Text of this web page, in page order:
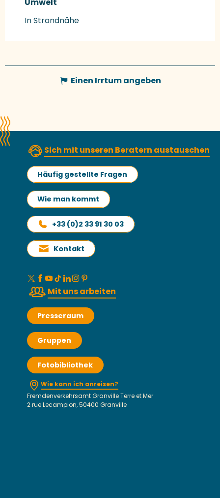
Umwelt
Umwelt
In Strandnähe
Einen Irrtum angeben
Sich mit unseren Beratern austauschen
Häufig gestellte Fragen
Wie man kommt
+33 (0)2 33 91 30 03
Kontakt
Mit uns arbeiten
Presseraum
Gruppen
Fotobibliothek
Wie kann ich anreisen?
Fremdenverkehrsamt Granville Terre et Mer
2 rue Lecampion, 50400 Granville